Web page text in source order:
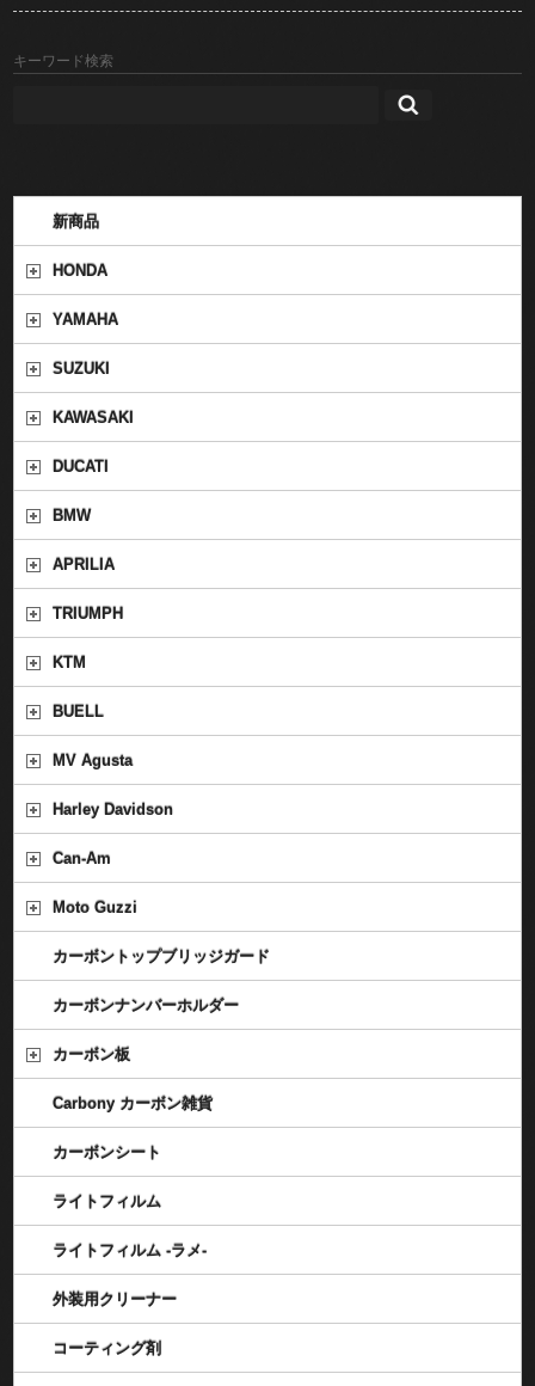
キーワード検索
新商品
HONDA
YAMAHA
SUZUKI
KAWASAKI
DUCATI
BMW
APRILIA
TRIUMPH
KTM
BUELL
MV Agusta
Harley Davidson
Can-Am
Moto Guzzi
カーボントップブリッジガード
カーボンナンバーホルダー
カーボン板
Carbony カーボン雑貨
カーボンシート
ライトフィルム
ライトフィルム -ラメ-
外装用クリーナー
コーティング剤